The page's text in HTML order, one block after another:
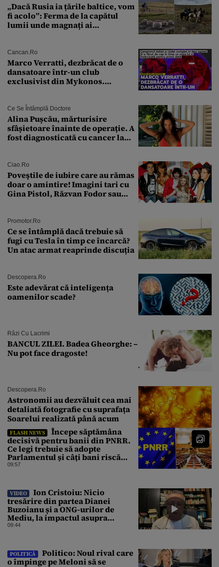
„Dacă Rusia ia țările baltice, vom
fi acolo”: Ferma de la capătul
lumii unde magnați ai
Cancan.ro
Marco Verratti, dezbrăcat de o
dansatoare într-un club
exclusivist din Mykonos.
Ce Se Întâmplă Doctore
Alina Pușcău, mărturisire
sfâșietoare înainte de operație. A
fost diagnosticată cu cancer la
îmi salvez viața”
Ciao.ro
Poveştile de iubire care au rămas
doar o amintire! Imagini tari cu
Gina Pistol, Răzvan Fodor sau
Promotor.ro
Ce se întâmplă dacă trebuie să
fugi cu Tesla în timp ce încarcă?
Un atac armat reaprinde discuția
Descopera.ro
Este adevărat că inteligența
oamenilor scade?
Râzi Cu Lacrimi
BANCUL ZILEI. Badea Gheorghe: –
Nu pot face dragoste!
Descopera.ro
Astronomii au dezvăluit cea mai
detaliată fotografie cu suprafața
Soarelui realizată până acum
FLASH NEWS
Începe săptămâna
decisivă pentru banii din PNRR.
Ce legi trebuie să adopte
Parlamentul și câți bani riscă
România să piardă
09:57
VIDEO
Ion Cristoiu: Nicio
tresărire din partea Dianei
Buzoianu și a ONG-urilor de
Mediu, la impactul asupra
Mediului al Operațiunii de pe
09:44
POLITICĂ
Politico: Noul rival care
o împinge pe Meloni să se